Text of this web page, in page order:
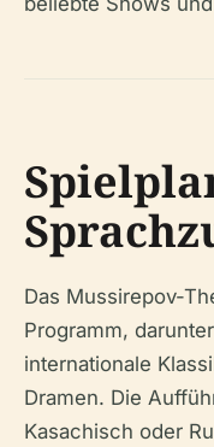
Das Mussirepov-
Programm,
internationale
Dramen. Die
Kasachisch oder